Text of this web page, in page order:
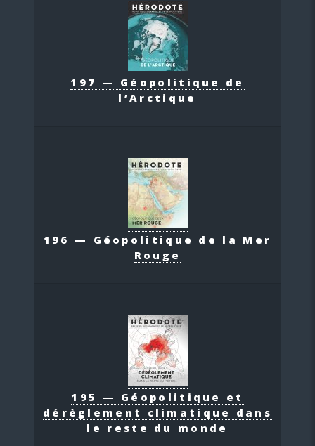
197 — Géopolitique de
l’Arctique
196 — Géopolitique de la Mer
Rouge
195 — Géopolitique et
dérèglement climatique dans
le reste du monde